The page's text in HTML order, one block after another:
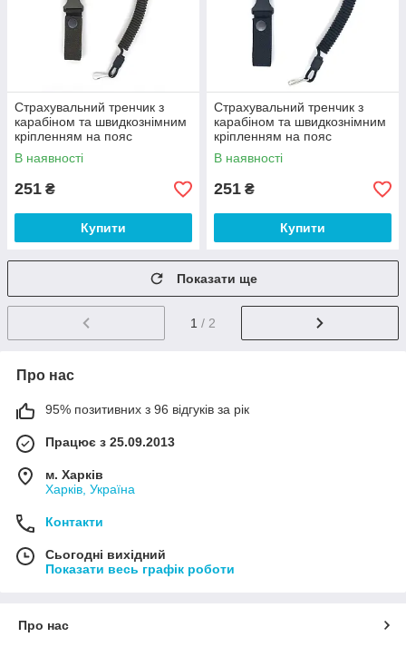
Страхувальний тренчик з
карабіном та швидкознімним
кріпленням на пояс
(паракорд, хакі)
В наявності
251 ₴
Купити
Страхувальний тренчик з
карабіном та швидкознімним
кріпленням на пояс
(паракорд, чорний)
В наявності
251 ₴
Купити
Показати ще
1 / 2
Про нас
95% позитивних з 96 відгуків за рік
Працює з 25.09.2013
м. Харків
Харків, Україна
Контакти
Сьогодні вихідний
Показати весь графік роботи
Про нас